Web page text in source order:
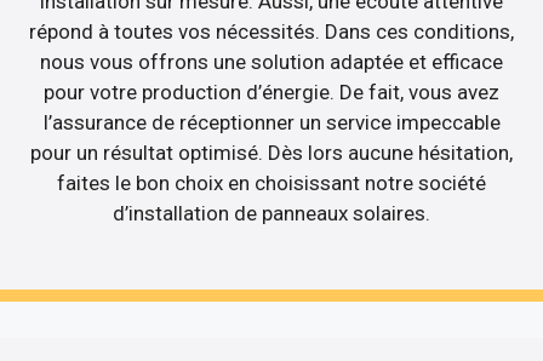
répond à toutes vos nécessités. Dans ces conditions,
nous vous offrons une solution adaptée et efficace
pour votre production d’énergie. De fait, vous avez
l’assurance de réceptionner un service impeccable
pour un résultat optimisé. Dès lors aucune hésitation,
faites le bon choix en choisissant notre société
d’installation de panneaux solaires.